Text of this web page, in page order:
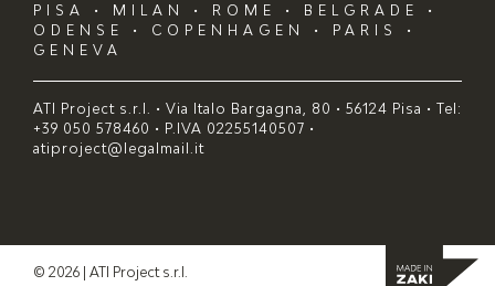
PISA • MILAN • ROME • BELGRADE •
ODENSE • COPENHAGEN • PARIS •
GENEVA
ATI Project s.r.l. • Via Italo Bargagna, 80 • 56124 Pisa • Tel:
+39 050 578460 • P.IVA 02255140507 •
atiproject@legalmail.it
© 2026 | ATI Project s.r.l.